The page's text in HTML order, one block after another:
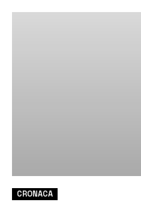
CRONACA